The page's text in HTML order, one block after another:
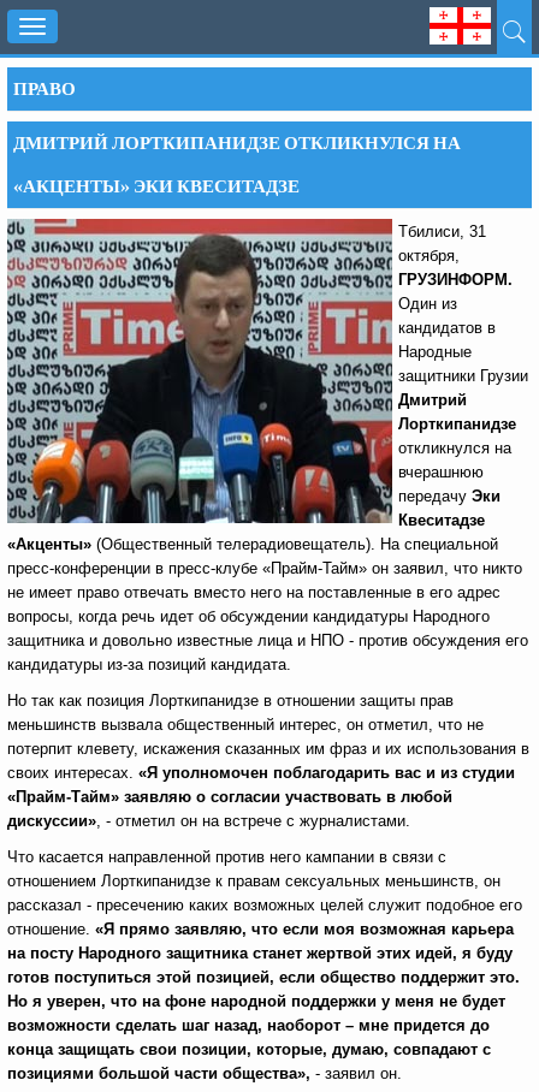
Toggle
navigation
ПРАВО
ДМИТРИЙ ЛОРТКИПАНИДЗЕ ОТКЛИКНУЛСЯ НА
«АКЦЕНТЫ» ЭКИ КВЕСИТАДЗЕ
Тбилиси, 31
октября,
ГРУЗИНФОРМ.
Один из
кандидатов в
Народные
защитники Грузии
Дмитрий
Лорткипанидзе
откликнулся на
вчерашнюю
передачу Эки
Квеситадзе
«Акценты» (Общественный телерадиовещатель). На специальной
пресс-конференции в пресс-клубе «Прайм-Тайм» он заявил, что никто
не имеет право отвечать вместо него на поставленные в его адрес
вопросы, когда речь идет об обсуждении кандидатуры Народного
защитника и довольно известные лица и НПО - против обсуждения его
кандидатуры из-за позиций кандидата.
Но так как позиция Лорткипанидзе в отношении защиты прав
меньшинств вызвала общественный интерес, он отметил, что не
потерпит клевету, искажения сказанных им фраз и их использования в
своих интересах. «Я уполномочен поблагодарить вас и из студии
«Прайм-Тайм» заявляю о согласии участвовать в любой
дискуссии», - отметил он на встрече с журналистами.
Что касается направленной против него кампании в связи с
отношением Лорткипанидзе к правам сексуальных меньшинств, он
рассказал - пресечению каких возможных целей служит подобное его
отношение. «Я прямо заявляю, что если моя возможная карьера
на посту Народного защитника станет жертвой этих идей, я буду
готов поступиться этой позицией, если общество поддержит это.
Но я уверен, что на фоне народной поддержки у меня не будет
возможности сделать шаг назад, наоборот – мне придется до
конца защищать свои позиции, которые, думаю, совпадают с
позициями большой части общества», - заявил он.